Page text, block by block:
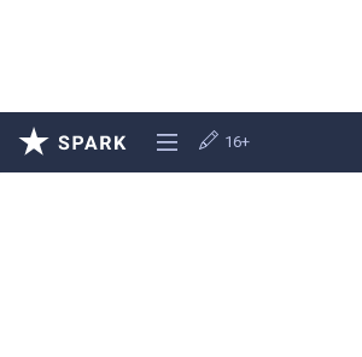
16+